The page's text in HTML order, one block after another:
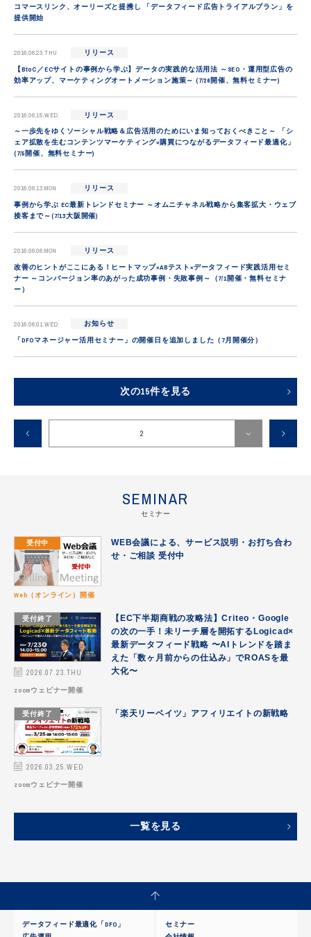
コマースリンク、オーリーズと提携し 「データフィード広告トライアルプラン」を
提供開始
2016.06.23.THU
リリース
【BtoC／ECサイトの事例から学ぶ】データの実践的な活用法 ～SEO・運用型広告の
効率アップ、マーケティングオートメーション施策～ (7/26開催、無料セミナー)
2016.06.15.WED
リリース
～一歩先をゆくソーシャル戦略＆広告活用のためにいま知っておくべきこと～ 「シ
ェア拡散を生むコンテンツマーケティング×購買につながるデータフィード最適化」
(7/5開催、無料セミナー)
2016.06.13.MON
リリース
事例から学ぶ EC最新トレンドセミナー ～オムニチャネル戦略から集客拡大・ウェブ
接客まで～(7/13大阪開催)
2016.06.06.MON
リリース
改善のヒントがここにある！ヒートマップ×ABテスト×データフィード実践活用セミ
ナー ～コンバージョン率のあがった成功事例・失敗事例～（7/1開催・無料セミナ
ー）
2016.06.01.WED
お知らせ
「DFOマネージャー活用セミナー」の開催日を追加しました（7月開催分）
次の15件を見る
2
4
SEMINAR
セミナー
受付中
Web（オンライン）開催
WEB会議による、サービス説明・お打ち合わ
せ・ご相談 受付中
受付終了
2026.07.23.THU
zoomウェビナー開催
【EC下半期商戦の攻略法】Criteo・Google
の次の一手！未リーチ層を開拓するLogicad×
最新データフィード戦略 〜AIトレンドを踏ま
えた「数ヶ月前からの仕込み」でROASを最
大化〜
受付終了
2026.03.25.WED
zoomウェビナー開催
「楽天リーベイツ」アフィリエイトの新戦略
一覧を見る
データフィード最適化「DFO」
セミナー